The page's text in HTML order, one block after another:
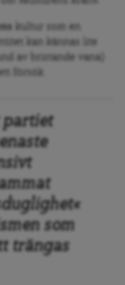
kultur som en
kan kännas lite
av bristande vana)
försök.
partiet
som
trängas